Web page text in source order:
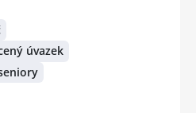
úvazek